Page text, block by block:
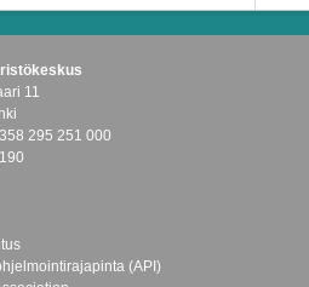
11
295 251 000
(API)